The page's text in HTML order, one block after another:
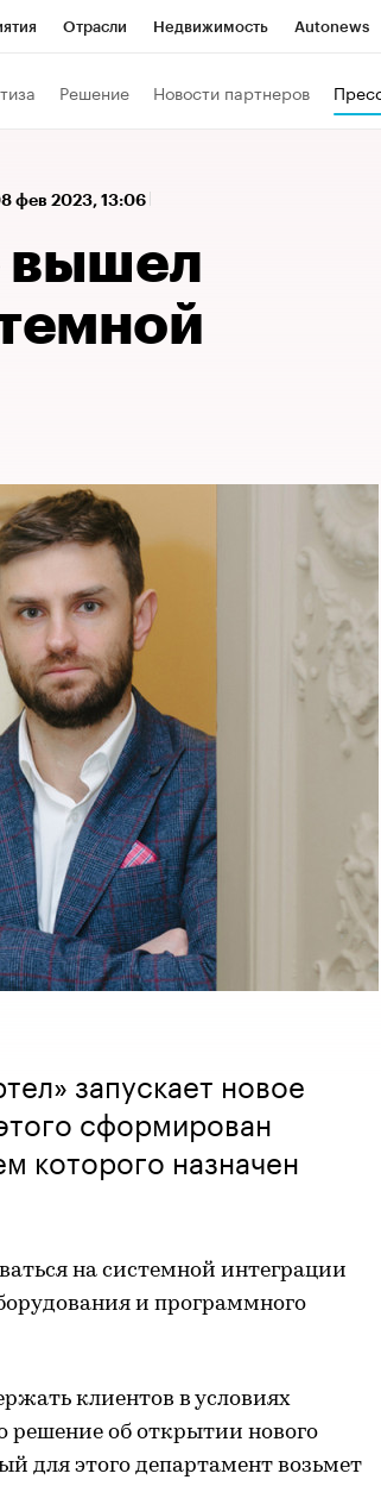
Отрасли Недвижимость Autonews
Решение Новости партнеров
фев 2023, 13:06
вышел
запускает новое
сформирован
которого назначен
на системной интеграции
и программного
клиентов в условиях
решение об открытии нового
для этого департамент возьмет